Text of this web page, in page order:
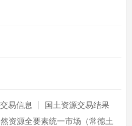
易信息
国土资源交易结果
资源全要素统一市场（常德土